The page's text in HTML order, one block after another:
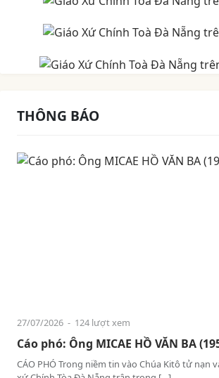
THÔNG BÁO
27/07/2026 - 124 lượt xem
Cáo phó: Ông MICAE HỒ VĂN BA
CÁO PHÓ Trong niềm tin vào Chúa Kitô tử nạn